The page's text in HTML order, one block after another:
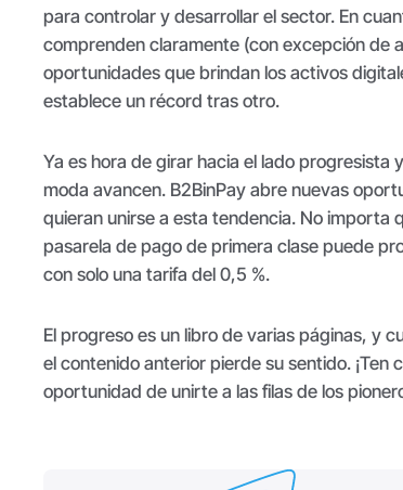
para controlar y desarrollar el sector. En
comprenden claramente (con excepción de
oportunidades que brindan los activos
establece un récord tras otro.
Ya es hora de girar hacia el lado progresista
moda avancen. B2BinPay abre nuevas
quieran unirse a esta tendencia. No importa
pasarela de pago de primera clase puede
con solo una tarifa del 0,5 %.
El progreso es un libro de varias páginas, y
el contenido anterior pierde su sentido. ¡Ten
oportunidad de unirte a las filas de los